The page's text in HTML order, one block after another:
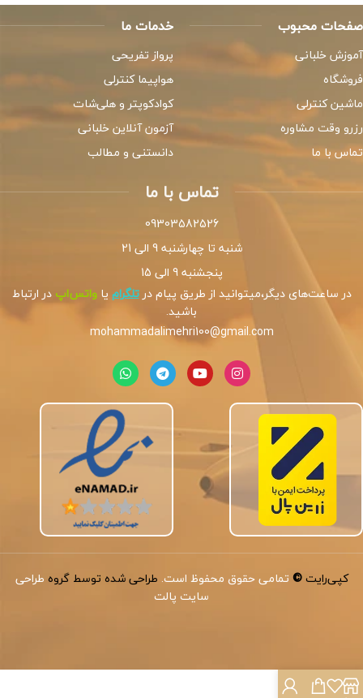
صفحات محبوب
آموزش خلبانی
فروشگاه
ماشین کنترلی
رزرو وقت مشاوره
تماس با ما
خدمات ما
پرواز تفریحی
هواپیما کنترلی
کوادکوپتر و هلی‌شات
آزمون آنلاین خلبانی
دانستنی و مطالب
تماس با ما
09303582526
شنبه تا چهارشنبه 9 الی 21
پنجشنبه 9 الی 15
در ساعت‌های دیگر،میتوانید از طریق پیام درتلگرام یاواتس‌اپدر ارتباط
باشید.
mohammadalimehri100@gmail.com
کپی‌رایت© تمامی حقوق محفوظ است. طراحی شده توسط گروه طراحی
سایت پالت